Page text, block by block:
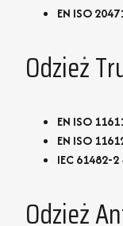
EN ISO
Odzież
EN ISO
EN ISO
IEC 61482-2
Odzież